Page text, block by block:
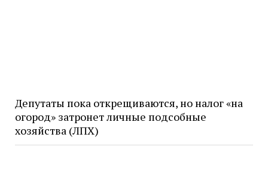
Депутаты пока открещиваются, но налог «на
огород» затронет личные подсобные
хозяйства (ЛПХ)